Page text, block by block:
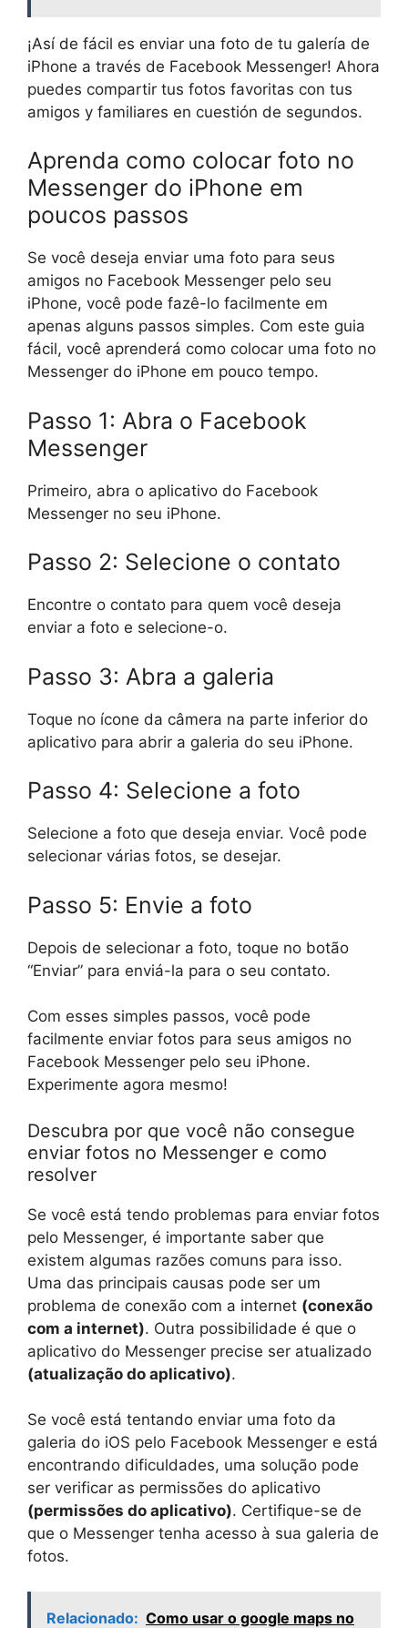
¡Así de fácil es enviar una foto de tu galería de
iPhone a través de Facebook Messenger! Ahora
puedes compartir tus fotos favoritas con tus
amigos y familiares en cuestión de segundos.
Aprenda como colocar foto no
Messenger do iPhone em
poucos passos
Se você deseja enviar uma foto para seus
amigos no Facebook Messenger pelo seu
iPhone, você pode fazê-lo facilmente em
apenas alguns passos simples. Com este guia
fácil, você aprenderá como colocar uma foto no
Messenger do iPhone em pouco tempo.
Passo 1: Abra o Facebook
Messenger
Primeiro, abra o aplicativo do Facebook
Messenger no seu iPhone.
Passo 2: Selecione o contato
Encontre o contato para quem você deseja
enviar a foto e selecione-o.
Passo 3: Abra a galeria
Toque no ícone da câmera na parte inferior do
aplicativo para abrir a galeria do seu iPhone.
Passo 4: Selecione a foto
Selecione a foto que deseja enviar. Você pode
selecionar várias fotos, se desejar.
Passo 5: Envie a foto
Depois de selecionar a foto, toque no botão
“Enviar” para enviá-la para o seu contato.
Com esses simples passos, você pode
facilmente enviar fotos para seus amigos no
Facebook Messenger pelo seu iPhone.
Experimente agora mesmo!
Descubra por que você não consegue
enviar fotos no Messenger e como
resolver
Se você está tendo problemas para enviar fotos
pelo Messenger, é importante saber que
existem algumas razões comuns para isso.
Uma das principais causas pode ser um
problema de conexão com a internet (conexão
com a internet). Outra possibilidade é que o
aplicativo do Messenger precise ser atualizado
(atualização do aplicativo).
Se você está tentando enviar uma foto da
galeria do iOS pelo Facebook Messenger e está
encontrando dificuldades, uma solução pode
ser verificar as permissões do aplicativo
(permissões do aplicativo). Certifique-se de
que o Messenger tenha acesso à sua galeria de
fotos.
Relacionado: Como usar o google maps no